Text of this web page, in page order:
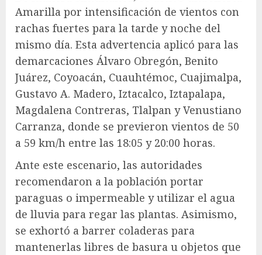
Amarilla por intensificación de vientos con
rachas fuertes para la tarde y noche del
mismo día. Esta advertencia aplicó para las
demarcaciones Álvaro Obregón, Benito
Juárez, Coyoacán, Cuauhtémoc, Cuajimalpa,
Gustavo A. Madero, Iztacalco, Iztapalapa,
Magdalena Contreras, Tlalpan y Venustiano
Carranza, donde se previeron vientos de 50
a 59 km/h entre las 18:05 y 20:00 horas.
Ante este escenario, las autoridades
recomendaron a la población portar
paraguas o impermeable y utilizar el agua
de lluvia para regar las plantas. Asimismo,
se exhortó a barrer coladeras para
mantenerlas libres de basura u objetos que